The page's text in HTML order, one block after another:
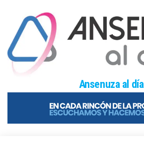
content
Ansenuza al día